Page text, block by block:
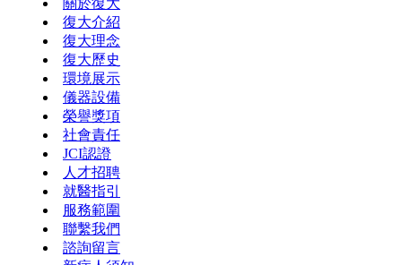
關於復大
復大介紹
復大理念
復大歷史
環境展示
儀器設備
榮譽獎項
社會責任
JCI認證
人才招聘
就醫指引
服務範圍
聯繫我們
諮詢留言